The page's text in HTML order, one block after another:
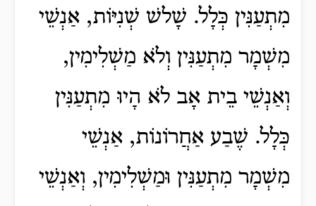
מִתְעַנִּין כְּלָל. שָׁלשׁ שְׁנִיּוֹת, אַנְשֵׁי
מִשְׁמָר מִתְעַנִּין וְלֹא מַשְׁלִימִין,
וְאַנְשֵׁי בֵית אָב לֹא הָיוּ מִתְעַנִּין
כְּלָל. שֶׁבַע אַחֲרוֹנוֹת, אַנְשֵׁי
מִשְׁמָר מִתְעַנִּין וּמַשְׁלִימִין, וְאַנְשֵׁי